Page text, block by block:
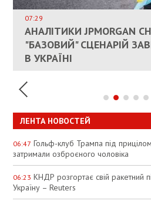
КАНДИДАТ В ПРЕМЬЕРЫ
ЕС ПРЕКРАТИТЬ
УКРАИНЕ
07:29
АНАЛІТИКИ JPMORGAN
"БАЗОВИЙ" СЦЕНАРІЙ
В УКРАЇНІ
ДОЗВОЛИЛИ НЕ ПЛАТИТИ
ИНТЕГРАЦИЯ УКРАИНЫ
СОСТОИТСЯ В
РЮТТЕ
ПАЛИВНИЙ РИНОК
АНАЛІТИКИ
СПЕКУЛЯЦІЇ
ЛЕНТА НОВОСТЕЙ
06:47 Гольф-клуб Трампа під
затримали озброєного чоловіка
06:23 КНДР розгортає свій ракетний
Україну – Reuters